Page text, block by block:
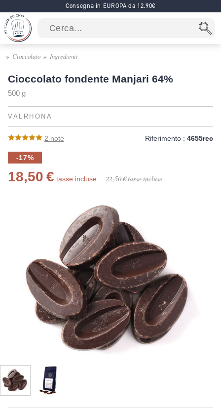
Consegna in EUROPA da 12.90€
Cioccolato Ingredienti
Cioccolato fondente Manjari 64%
500 g
VALRHONA
2 note Riferimento : 4655rec
-17%
18,50 € tasse incluse 22,50 €tasse incluse